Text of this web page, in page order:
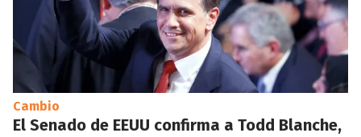
Cambio
El Senado de EEUU confirma a Todd Blanche,